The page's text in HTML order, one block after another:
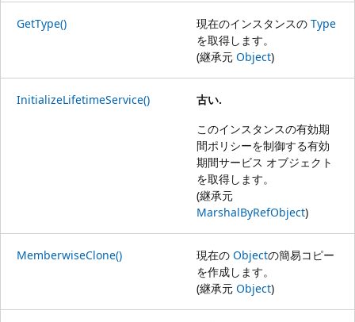
GetType() 現在のインスタンスの Type
を取得します。
(継承元 Object)
InitializeLifetimeService()
古い.
このインスタンスの有効期
間ポリシーを制御する有効
期間サービス オブジェクト
を取得します。
(継承元
MarshalByRefObject)
MemberwiseClone() 現在の Objectの簡易コピー
を作成します。
(継承元 Object)